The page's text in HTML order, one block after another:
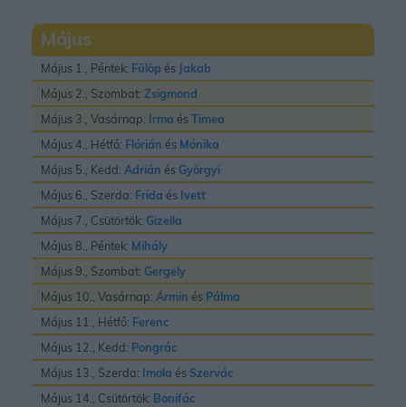
Május
Május 1., Péntek: Fülöp és Jakab
Május 2., Szombat: Zsigmond
Május 3., Vasárnap: Irma ésTimea
Május 4., Hétfő: Flórián és Mónika
Május 5., Kedd: Adrián és Györgyi
Május 6., Szerda: Frida és Ivett
Május 7., Csütörtök: Gizella
Május 8., Péntek: Mihály
Május 9., Szombat: Gergely
Május 10., Vasárnap: Ármin és Pálma
Május 11., Hétfő: Ferenc
Május 12., Kedd: Pongrác
Május 13., Szerda: Imola és Szervác
Május 14., Csütörtök: Bonifác